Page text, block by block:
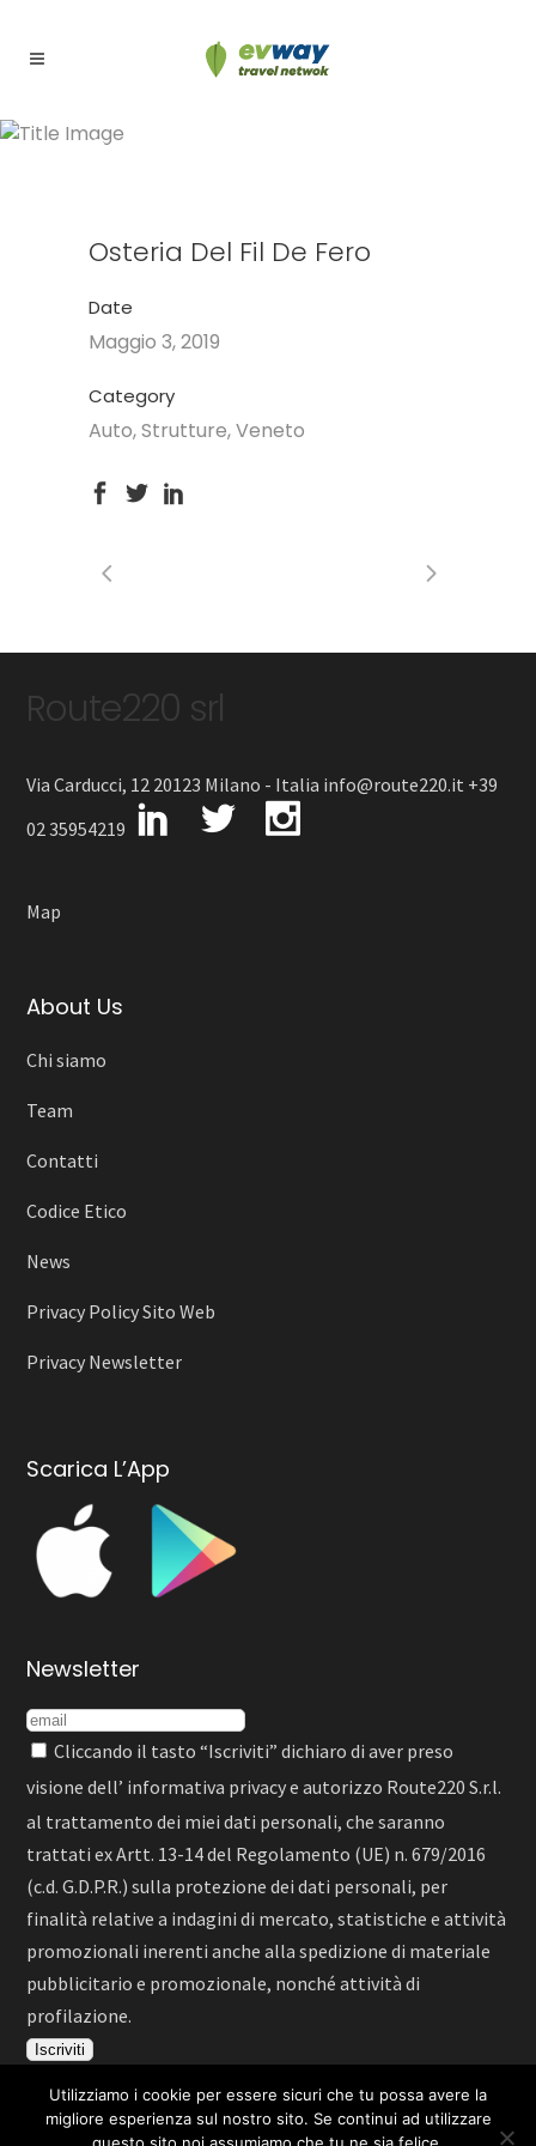
Osteria Del Fil De Fero
Osteria Del Fil De Fero
Date
Maggio 3, 2019
Category
Auto, Strutture, Veneto
Route220 srl
Via Carducci, 12 20123 Milano - Italia info@route220.it +39
02 35954219
Map
About Us
Chi siamo
Team
Contatti
Codice Etico
News
Privacy Policy Sito Web
Privacy Newsletter
Scarica L’App
Newsletter
Cliccando il tasto “Iscriviti” dichiaro di aver preso
visione dell’ informativa privacye autorizzo Route220 S.r.l.
al trattamento dei miei dati personali, che saranno
trattati ex Artt. 13-14 del Regolamento (UE) n. 679/2016
(c.d. G.D.P.R.) sulla protezione dei dati personali, per
finalità relative a indagini di mercato, statistiche e attività
promozionali inerenti anche alla spedizione di materiale
pubblicitario e promozionale, nonché attività di
profilazione.
Utilizziamo i cookie per essere sicuri che tu possa avere la
migliore esperienza sul nostro sito. Se continui ad utilizzare